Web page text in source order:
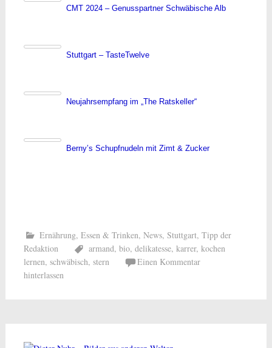
CMT 2024 – Genusspartner Schwäbische Alb
Stuttgart – TasteTwelve
Neujahrsempfang im „The Ratskeller“
Berny’s Schupfnudeln mit Zimt & Zucker
Ernährung, Essen & Trinken, News, Stuttgart, Tipp der
Redaktion
armand, bio, delikatesse, karrer, kochen
lernen, schwäbisch, stern
Einen Kommentar
hinterlassen